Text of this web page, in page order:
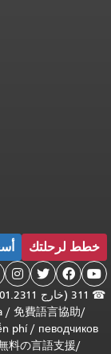
خطط لرحلتك




☎
/
免費語言協助
/
певодчиков
/
phí
/
料の言語支援